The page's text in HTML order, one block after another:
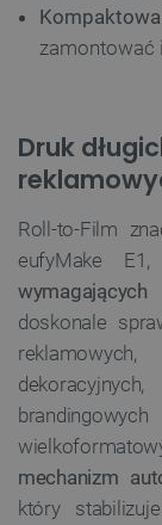
zamontować
Druk
Roll-to-Film
eufyMake
wymagających
doskonale
mechanizm
który